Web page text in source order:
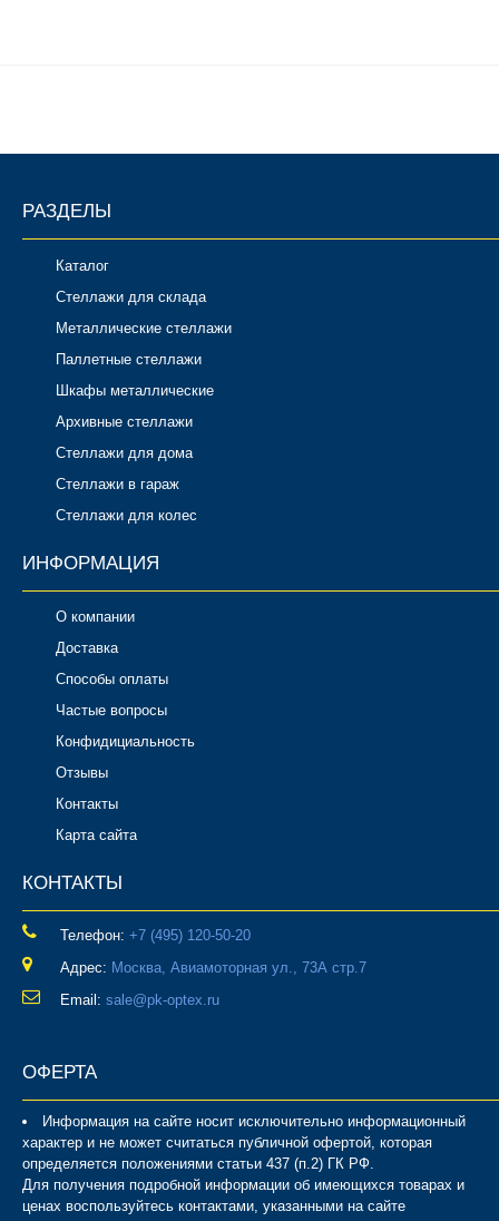
РАЗДЕЛЫ
Каталог
Стеллажи для склада
Металлические стеллажи
Паллетные стеллажи
Шкафы металлические
Архивные стеллажи
Стеллажи для дома
Стеллажи в гараж
Стеллажи для колес
ИНФОРМАЦИЯ
О компании
Доставка
Способы оплаты
Частые вопросы
Конфидициальность
Отзывы
Контакты
Карта сайта
КОНТАКТЫ
Телефон: ‎+7 (495) 120-50-20
Адрес: Москва, Авиамоторная ул., 73А стр.7
Email: sale@pk-optex.ru
ОФЕРТА
Информация на сайте носит исключительно информационный
характер и не может считаться публичной офертой, которая
определяется положениями статьи 437 (п.2) ГК РФ.
Для получения подробной информации об имеющихся товарах и
ценах воспользуйтесь контактами, указанными на сайте